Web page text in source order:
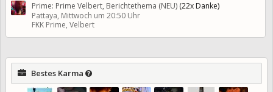
Prime: Prime Velbert, Berichtethema (NEU) (22x Danke)
Pattaya, Mittwoch um 20:50 Uhr
FKK Prime, Velbert
Bestes Karma